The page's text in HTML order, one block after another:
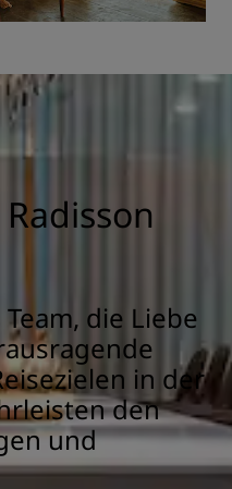
die Liebe
in der
den
und